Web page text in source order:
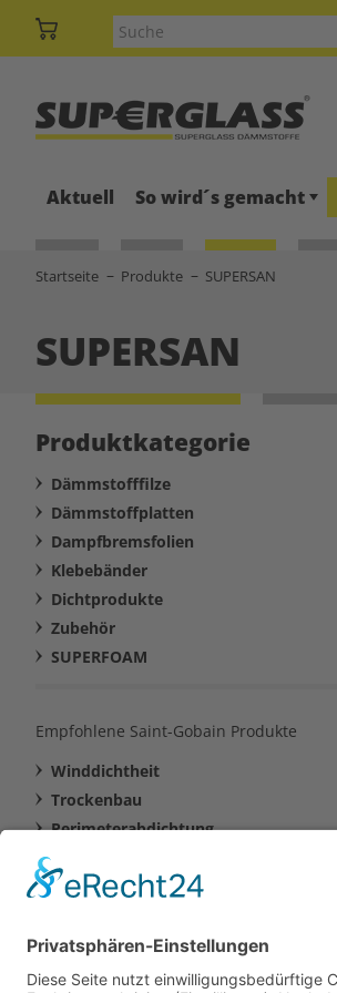
Aktuell So wird´s gemacht
Startseite Produkte SUPERSAN
SUPERSAN
Produktkategorie
Dämmstofffilze
Dämmstoffplatten
Dampfbremsfolien
Klebebänder
Dichtprodukte
Zubehör
SUPERFOAM
Empfohlene Saint-Gobain Produkte
Winddichtheit
Trockenbau
Perimeterabdichtung